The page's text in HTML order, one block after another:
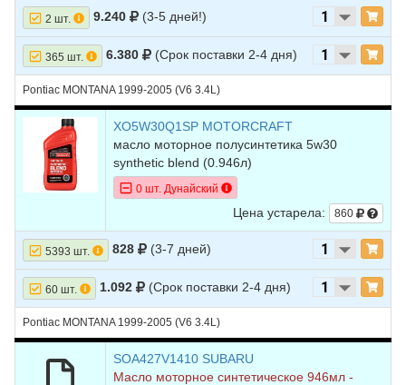
23 FORD EXPLORER 2015
24 FORD EXPLORER 2015 V6 3.5L TURBO - Turbocharged
25 FORD EXPLORER 2011 V6 3.5L
26 FORD EXPLORER 2011 V6 4.0L
FORD EXPLORER 2010 V6 4.0L
FORD EXPLORER 2010 V8 4.6L
V6 4.0L
30 FORD EXPLORER 2009
31 FORD
32 FORD EXPLORER 2008 V8 4.6L
33 FORD EXPLORER 2007 V6 4.0L
FORD EXPLORER 2007 V8 4.6L
2 шт. 9.240 (3-5 дней!)
365 шт. 6.380 (Срок поставки 2-4 дня)
Pontiac MONTANA 1999-2005 (V6 3.4L)
XO5W30Q1SP MOTORCRAFT
масло моторное полусинтетика 5w30
synthetic blend (0.946л)
0 шт. Дунайский
Цена устарела: 860
5393 шт. 828 (3-7 дней)
60 шт. 1.092 (Срок поставки 2-4 дня)
Pontiac MONTANA 1999-2005 (V6 3.4L)
SOA427V1410 SUBARU
Масло моторное синтетическое 946мл -